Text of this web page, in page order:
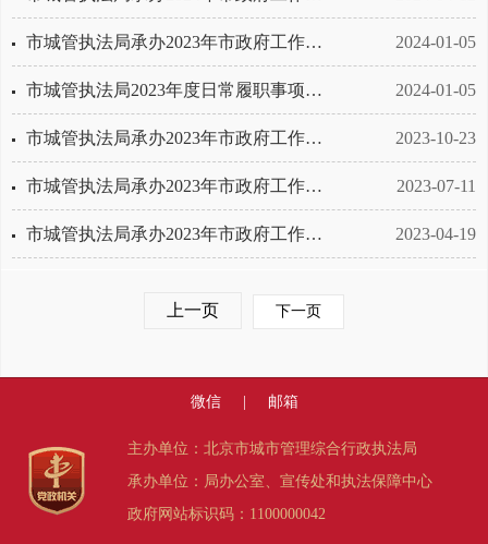
市城管执法局承办2023年市政府工作报告重点任务全年完成情况 2024-01-05
市城管执法局2023年度日常履职事项完成情况 2024-01-05
市城管执法局承办2023年市政府工作报告重点任务三季度进展情况 2023-10-23
市城管执法局承办2023年市政府工作报告重点任务上半年进展情况 2023-07-11
市城管执法局承办2023年市政府工作报告重点任务一季度进展情况 2023-04-19
上一页 下一页
微信 邮箱
主办单位：北京市城市管理综合行政执法局
承办单位：局办公室、宣传处和执法保障中心
政府网站标识码：1100000042